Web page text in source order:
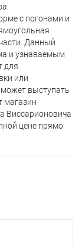
с погонами и
Данный
и узнаваемым
для
или
может выступать
магазин
Виссарионовича
цене прямо